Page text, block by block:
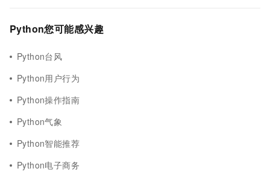
Python您可能感兴趣
Python台风
Python用户行为
Python操作指南
Python气象
Python智能推荐
Python电子商务